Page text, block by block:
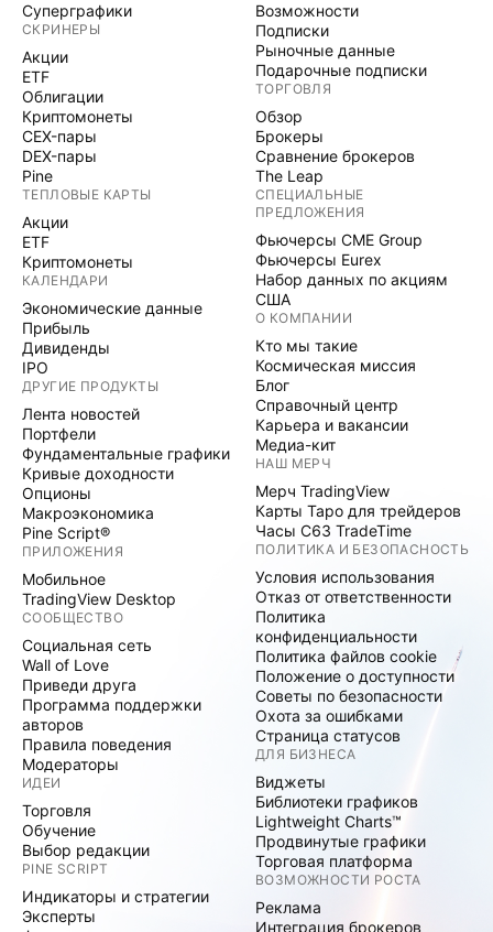
Суперграфики
СКРИНЕРЫ
Акции
ETF
Облигации
Криптомонеты
CEX-пары
DEX-пары
Pine
ТЕПЛОВЫЕ КАРТЫ
Акции
ETF
Криптомонеты
КАЛЕНДАРИ
Экономические данные
Прибыль
Дивиденды
IPO
ДРУГИЕ ПРОДУКТЫ
Лента новостей
Портфели
Фундаментальные графики
Кривые доходности
Опционы
Макроэкономика
Pine Script®
ПРИЛОЖЕНИЯ
Мобильное
TradingView Desktop
СООБЩЕСТВО
Социальная сеть
Wall of Love
Приведи друга
Программа поддержки
авторов
Правила поведения
Модераторы
ИДЕИ
Торговля
Обучение
Выбор редакции
PINE SCRIPT
Индикаторы и стратегии
Эксперты
Возможности
Подписки
Рыночные данные
Подарочные подписки
ТОРГОВЛЯ
Обзор
Брокеры
Сравнение брокеров
The Leap
СПЕЦИАЛЬНЫЕ
ПРЕДЛОЖЕНИЯ
Фьючерсы CME Group
Фьючерсы Eurex
Набор данных по акциям
США
О КОМПАНИИ
Кто мы такие
Космическая миссия
Блог
Справочный центр
Карьера и вакансии
Медиа-кит
НАШ МЕРЧ
Мерч TradingView
Карты Таро для трейдеров
Часы C63 TradeTime
ПОЛИТИКА И БЕЗОПАСНОСТЬ
Условия использования
Отказ от ответственности
Политика
конфиденциальности
Политика файлов cookie
Положение о доступности
Советы по безопасности
Охота за ошибками
Страница статусов
ДЛЯ БИЗНЕСА
Виджеты
Библиотеки графиков
Lightweight Charts™
Продвинутые графики
Торговая платформа
ВОЗМОЖНОСТИ РОСТА
Реклама
Интеграция брокеров